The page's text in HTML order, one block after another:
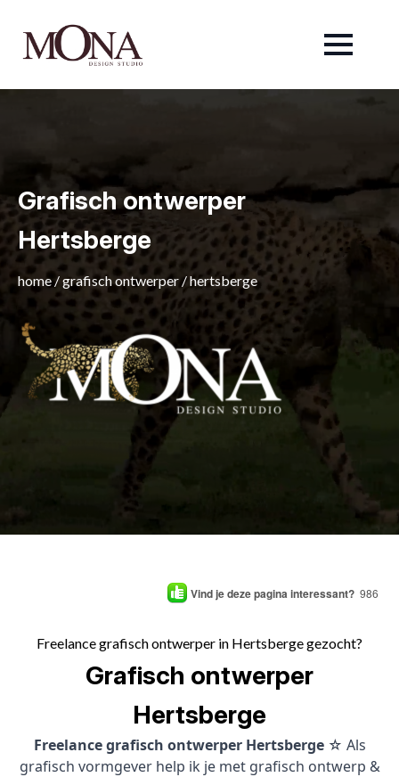
Grafisch ontwerper
Hertsberge
home /grafisch ontwerper/hertsberge
Vind je deze pagina interessant? 986
Freelance grafisch ontwerper in Hertsberge gezocht?
Grafisch ontwerper
Hertsberge
Freelance grafisch ontwerper Hertsberge ☆ Als
grafisch vormgever help ik je met grafisch ontwerp &